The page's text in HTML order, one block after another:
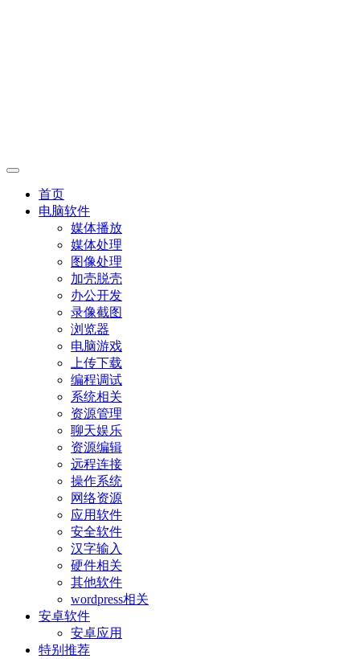
首页
电脑软件
媒体播放
媒体处理
图像处理
加壳脱壳
办公开发
录像截图
浏览器
电脑游戏
上传下载
编程调试
系统相关
资源管理
聊天娱乐
资源编辑
远程连接
操作系统
网络资源
应用软件
安全软件
汉字输入
硬件相关
其他软件
wordpress相关
安卓软件
安卓应用
特别推荐